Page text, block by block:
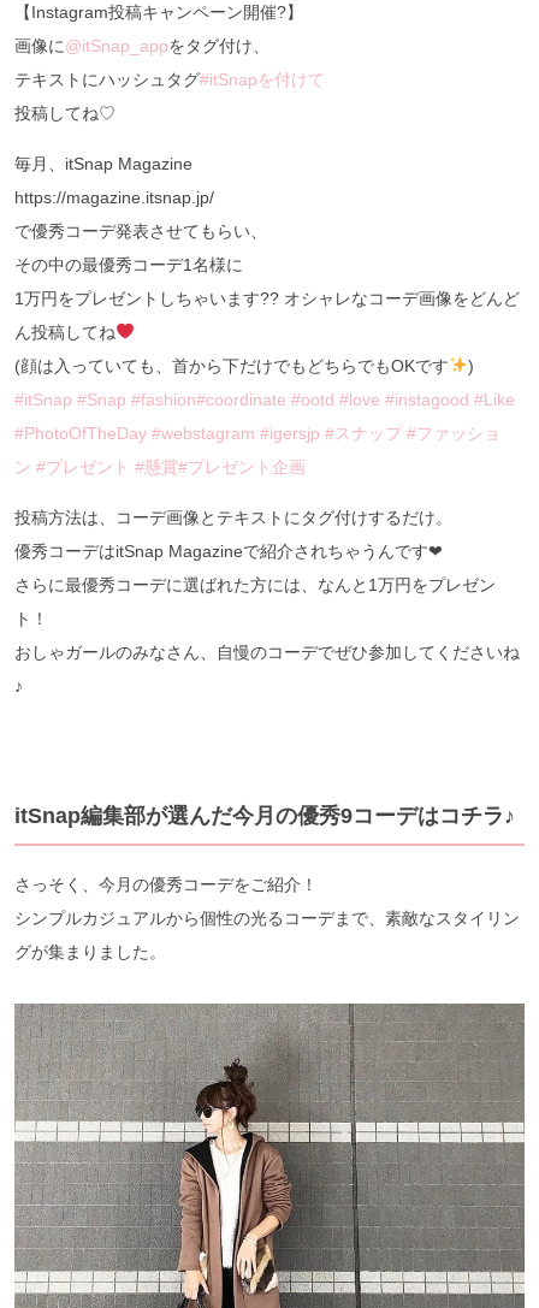
【Instagram投稿キャンペーン開催?】
画像に@itSnap_appをタグ付け、
テキストにハッシュタグ#itSnapを付けて
投稿してね♡
毎月、itSnap Magazine
https://magazine.itsnap.jp/
で優秀コーデ発表させてもらい、
その中の最優秀コーデ1名様に
1万円をプレゼントしちゃいます?? オシャレなコーデ画像をどんど
ん投稿してね
(顔は入っていても、首から下だけでもどちらでもOKです
)
#itSnap #Snap #fashion#coordinate #ootd #love #instagood #Like
#PhotoOfTheDay #webstagram #igersjp #スナップ #ファッショ
ン #プレゼント #懸賞#プレゼント企画
投稿方法は、コーデ画像とテキストにタグ付けするだけ。
優秀コーデはitSnap Magazineで紹介されちゃうんです❤︎
さらに最優秀コーデに選ばれた方には、なんと1万円をプレゼン
ト！
おしゃガールのみなさん、自慢のコーデでぜひ参加してくださいね
♪
itSnap編集部が選んだ今月の優秀9コーデはコチラ♪
さっそく、今月の優秀コーデをご紹介！
シンプルカジュアルから個性の光るコーデまで、素敵なスタイリン
グが集まりました。